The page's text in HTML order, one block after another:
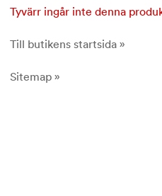
Tyvärr ingår inte denna
Till butikens startsida »
Sitemap »